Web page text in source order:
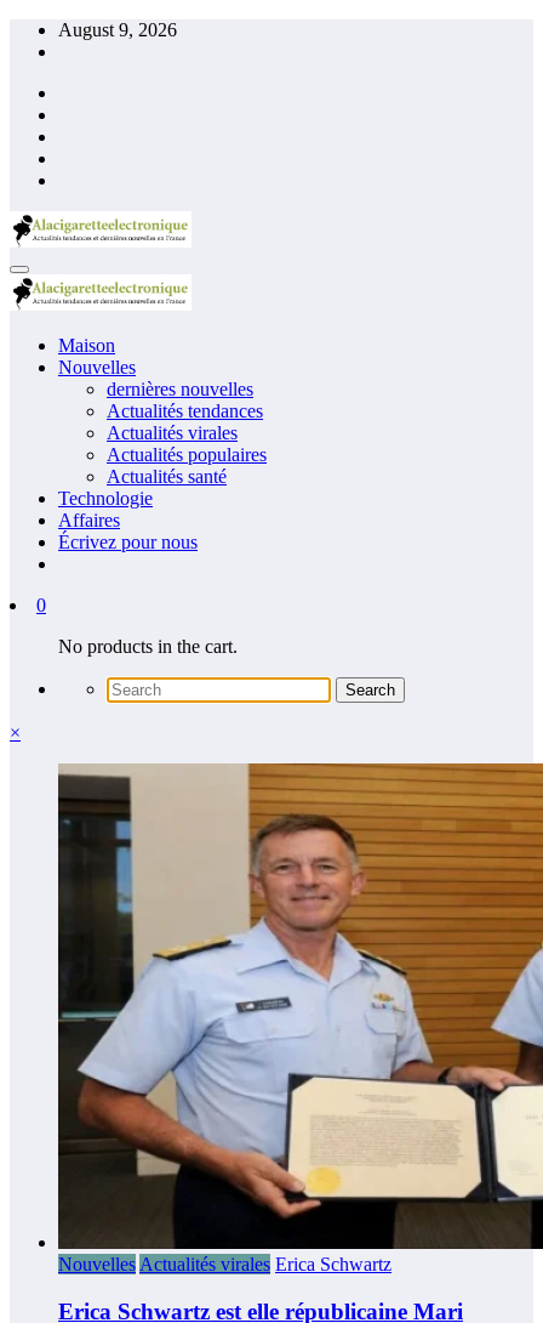
Skip
August 9, 2026
Maison
Nouvelles
dernières nouvelles
Actualités tendances
Actualités virales
Actualités populaires
Actualités santé
Technologie
Affaires
Écrivez pour nous
0
No products in the cart.
×
Nouvelles Actualités virales Erica Schwartz
Erica Schwartz est elle républicaine Mari